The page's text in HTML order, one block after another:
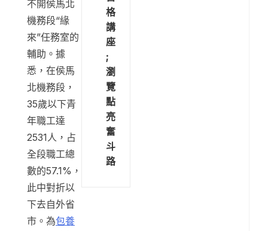
不開侯馬北
機務段“緣
來”任務室的
輔助。據
悉，在侯馬
北機務段，
35歲以下青
年職工達
2531人，占
全段職工總
數的57.1%，
此中對折以
下去自外省
市。為包養
格
講
座
;
瀏
覽
點
亮
奮
斗
路